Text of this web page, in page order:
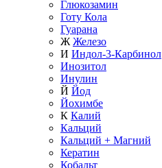
Глюкозамин
Готу Кола
Гуарана
Ж Железо
И Индол-3-Карбинол
Инозитол
Инулин
Й Йод
Йохимбе
К Калий
Кальций
Кальций + Магний
Кератин
Кобальт